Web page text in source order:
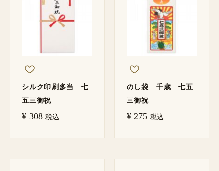
シルク印刷多当 七
五三御祝
¥ 308 税込
のし袋 千歳 七五
三御祝
¥ 275 税込